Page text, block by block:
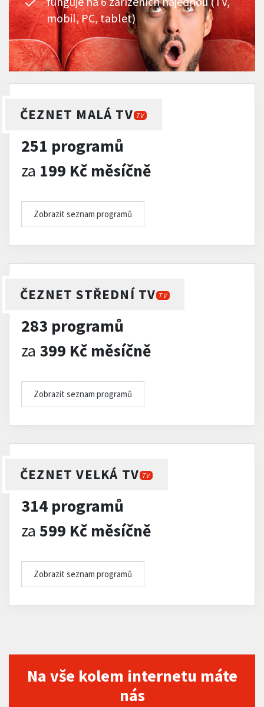
mobil, PC, tablet)
ČEZNET MALÁ TV TV
251 programů
za 199 Kč měsíčně
Zobrazit seznam programů
ČEZNET STŘEDNÍ TV TV
283 programů
za 399 Kč měsíčně
Zobrazit seznam programů
ČEZNET VELKÁ TV TV
314 programů
za 599 Kč měsíčně
Zobrazit seznam programů
Na vše kolem internetu máte
nás